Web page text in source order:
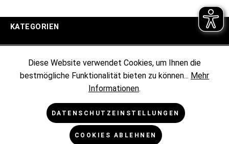
KATEGORIEN
KUNDENINFORMATIONEN
RECHTLICHES
Diese Website verwendet Cookies, um Ihnen die
bestmögliche Funktionalität bieten zu können... Mehr
Informationen.
DATENSCHUTZEINSTELLUNGEN
COOKIES ABLEHNEN